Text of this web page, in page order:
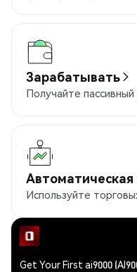
Зарабатывать
Получайте
Автоматическая
Используйте
Get Your First ai9000